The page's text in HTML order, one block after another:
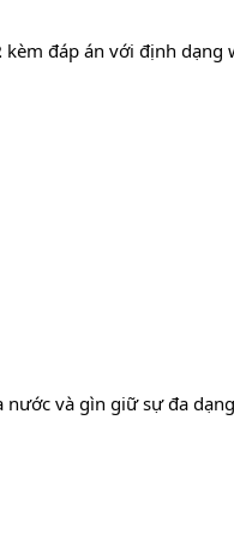
kèm đáp án với định dạng
nước và gìn giữ sự đa dạng